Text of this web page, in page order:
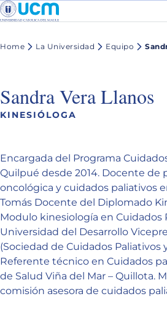
Home La Universidad Equipo
Sandra Vera Llanos
KINESIÓLOGA
Encargada del Programa
Quilpué desde 2014. Docente de
oncológica y cuidados paliativos
Tomás Docente del Diplomado
Modulo kinesiología en Cuidados
Universidad del Desarrollo
(Sociedad de Cuidados Paliativos
Referente técnico en Cuidados
de Salud Viña del Mar – Quillota.
comisión asesora de cuidados